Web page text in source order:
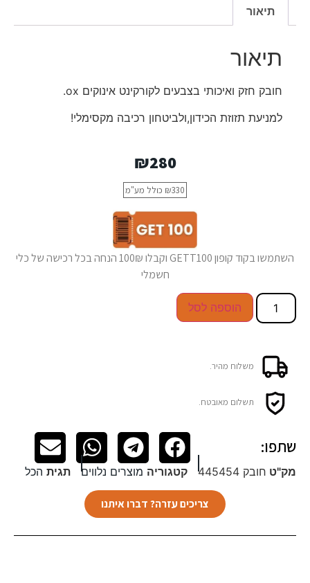
תיאור
תיאור
חובק חזק ואיכותי בצבעים לקורקינט אינוקים ox.
למניעת תזוזת הכידון,ולביטחון רכיבה מקסימלי!
₪280
₪330 כולל מע"מ
השתמשו בקוד קופון GETT100 וקבלו 100₪ הנחה בכל רכישה של כלי
חשמלי
הוספה לסל
משלוח מהיר.
תשלום מאובטח.
שתפו:
מק"ט חובק 445454 קטגוריה מוצרים נלווים תגית הכל
צריכים עזרה? דברו איתנו